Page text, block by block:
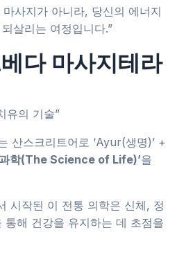
사지가 아니라, 당신의 에너지
살리는 여정입니다.”
다 마사지테라
유의 기술”
산스크리트어로 ‘Ayur(생명)’ +
과학(The Science of Life)’을
시작된 이 전통 의학은 신체, 정
해 건강을 유지하는 데 초점을